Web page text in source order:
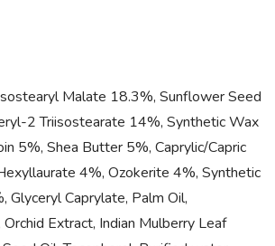
Malate 18.3%, Sunflower Seed
2 Triisostearate 14%, Synthetic Wax
5%, Shea Butter 5%, Caprylic/Capric
4%, Ozokerite 4%, Synthetic
Glyceryl Caprylate, Palm Oil,
Extract, Indian Mulberry Leaf